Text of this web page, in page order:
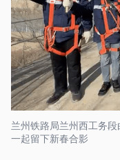
兰州铁路局兰州西工务
一起留下新春合影